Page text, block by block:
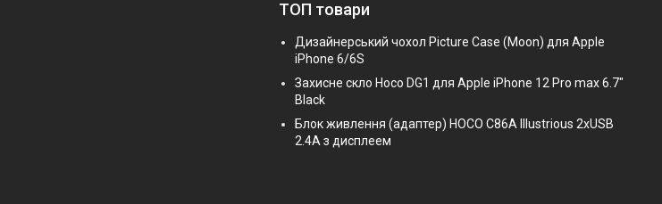
ТОП товари
Дизайнерський чохол Picture Case (Moon) для Apple
iPhone 6/6S
Захисне скло Hoco DG1 для Apple iPhone 12 Pro max 6.7"
Black
Блок живлення (адаптер) HOCO C86A Illustrious 2xUSB
2.4A з дисплеем